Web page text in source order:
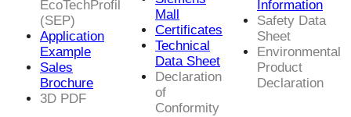
EcoTechProfil
(SEP)
Application
Example
Sales
Brochure
3D PDF
Mall
Certificates
Technical
Data Sheet
Declaration
of
Conformity
Information
Safety Data
Sheet
Environmental
Product
Declaration